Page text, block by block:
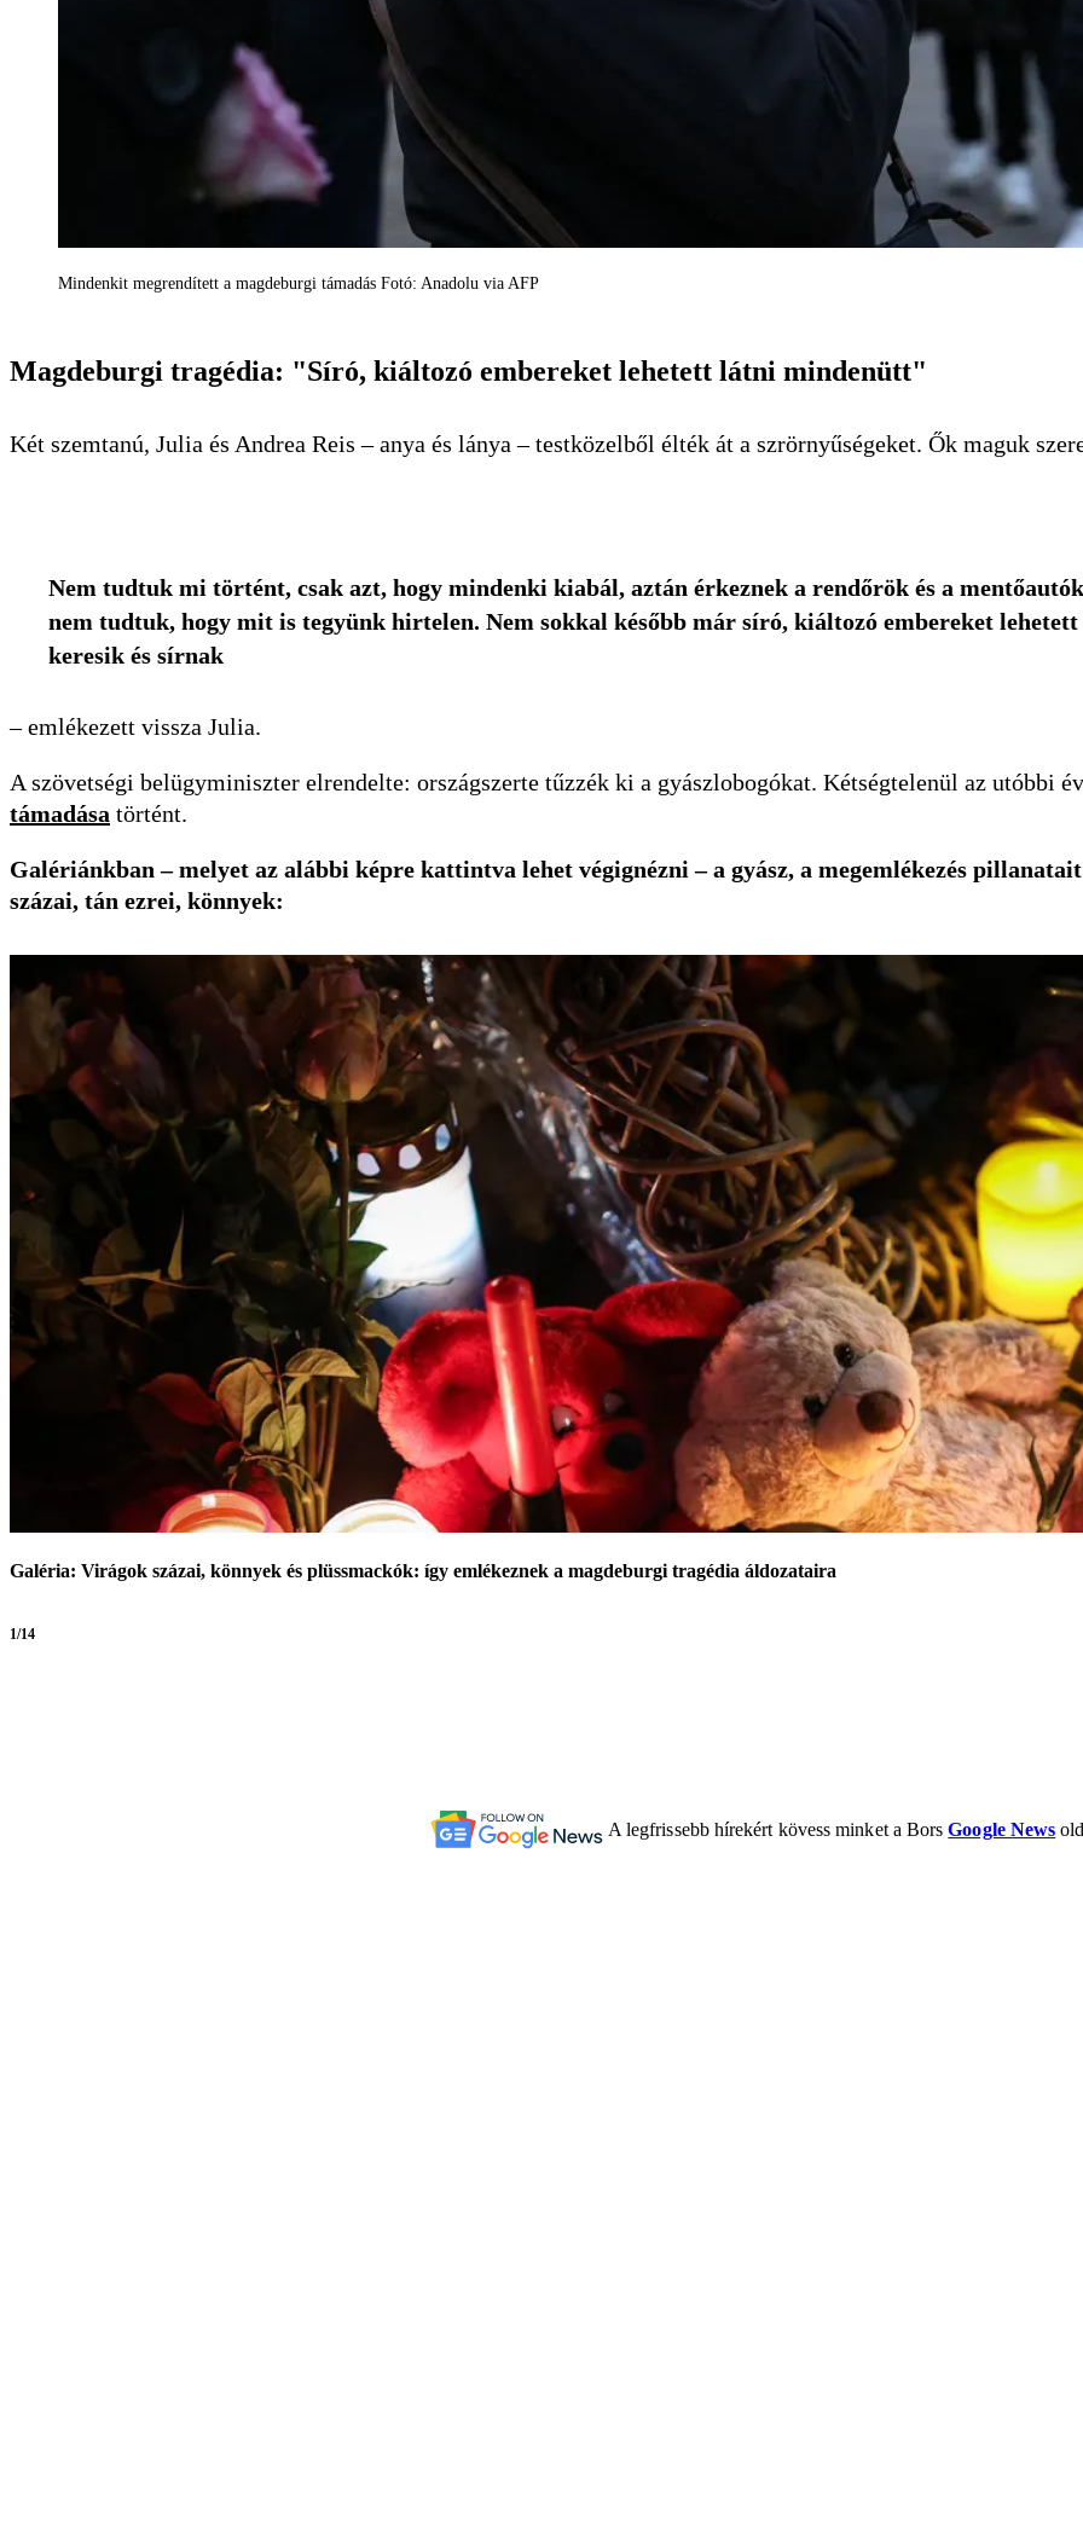
Mindenkit megrendített a magdeburgi támadás Fotó: Anadolu via AFP
Magdeburgi tragédia: "Síró, kiáltozó embereket lehetett látni mindenütt"
Két szemtanú, Julia és Andrea Reis – anya és lánya – testközelből élték át a szrörnyűségeket. Ők maguk
Nem tudtuk mi történt, csak azt, hogy mindenki kiabál, aztán érkeznek a rendőrök és a
nem tudtuk, hogy mit is tegyünk hirtelen. Nem sokkal később már síró, kiáltozó embereket
keresik és sírnak
– emlékezett vissza Julia.
A szövetségi belügyminiszter elrendelte: országszerte tűzzék ki a gyászlobogókat. Kétségtelenül az utóbbi
támadása történt.
Galériánkban – melyet az alábbi képre kattintva lehet végignézni – a gyász, a megemlékezés
százai, tán ezrei, könnyek:
Galéria: Virágok százai, könnyek és plüssmackók: így emlékeznek a magdeburgi tragédia áldozataira
1/14
A legfrissebb hírekért kövess minket a BorsGoogle News